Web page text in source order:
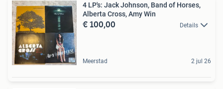
4 LP's: Jack Johnson, Band of Horses,
Alberta Cross, Amy Win
€ 100,00 Details
Meerstad 2 jul 26